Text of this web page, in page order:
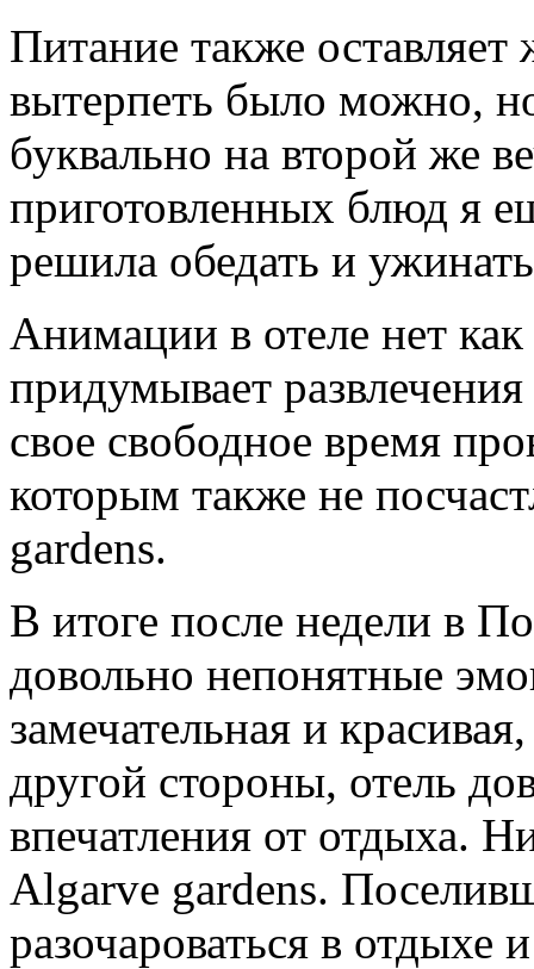
Питание также
вытерпеть было можно,
буквально на второй же
приготовленных блюд я
решила обедать и
Анимации в отеле нет
придумывает
свое свободное время
которым также не
gardens.
В итоге после недели в
довольно непонятные
замечательная и
другой стороны, отель
впечатления от отдыха.
Algarve gardens.
разочароваться в